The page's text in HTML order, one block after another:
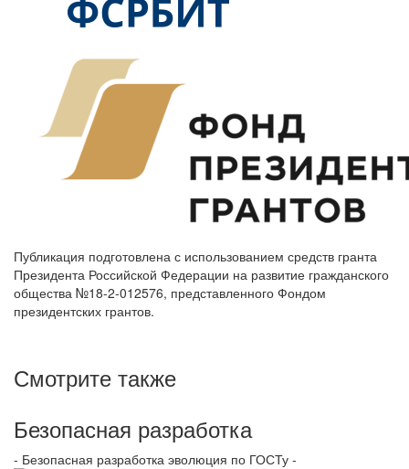
Публикация подготовлена с использованием средств гранта
Президента Российской Федерации на развитие гражданского
общества №18-2-012576, представленного Фондом
президентских грантов.
Смотрите также
Безопасная разработка
- Безопасная разработка эволюция по ГОСТу -